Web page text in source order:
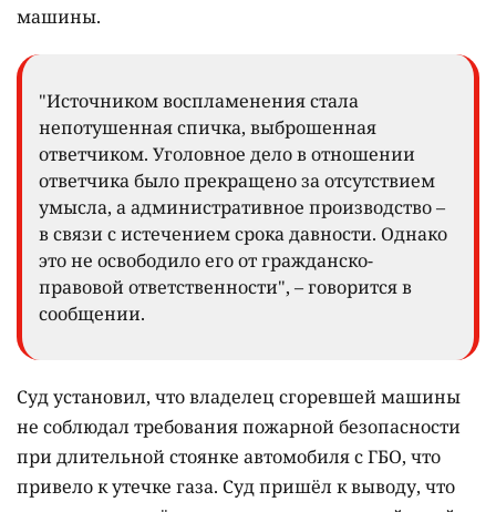
машины.
"Источником воспламенения стала
непотушенная спичка, выброшенная
ответчиком. Уголовное дело в отношении
ответчика было прекращено за отсутствием
умысла, а административное производство –
в связи с истечением срока давности. Однако
это не освободило его от гражданско-
правовой ответственности", – говорится в
сообщении.
Суд установил, что владелец сгоревшей машины
не соблюдал требования пожарной безопасности
при длительной стоянке автомобиля с ГБО, что
привело к утечке газа. Суд пришёл к выводу, что